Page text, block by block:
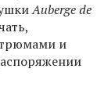
Auberge de
и